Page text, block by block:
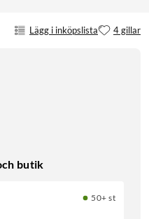
Lägg i inköpslista 4 gillar
butik
50+ st